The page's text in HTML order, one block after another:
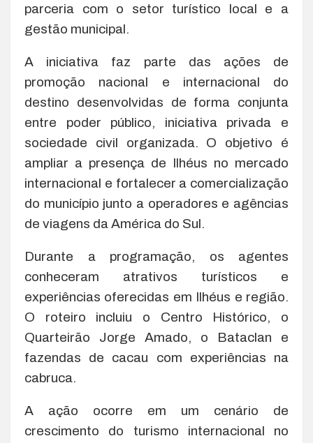
parceria com o setor turístico local e a
gestão municipal.
A iniciativa faz parte das ações de
promoção nacional e internacional do
destino desenvolvidas de forma conjunta
entre poder público, iniciativa privada e
sociedade civil organizada. O objetivo é
ampliar a presença de Ilhéus no mercado
internacional e fortalecer a comercialização
do município junto a operadores e agências
de viagens da América do Sul.
Durante a programação, os agentes
conheceram atrativos turísticos e
experiências oferecidas em Ilhéus e região.
O roteiro incluiu o Centro Histórico, o
Quarteirão Jorge Amado, o Bataclan e
fazendas de cacau com experiências na
cabruca.
A ação ocorre em um cenário de
crescimento do turismo internacional no